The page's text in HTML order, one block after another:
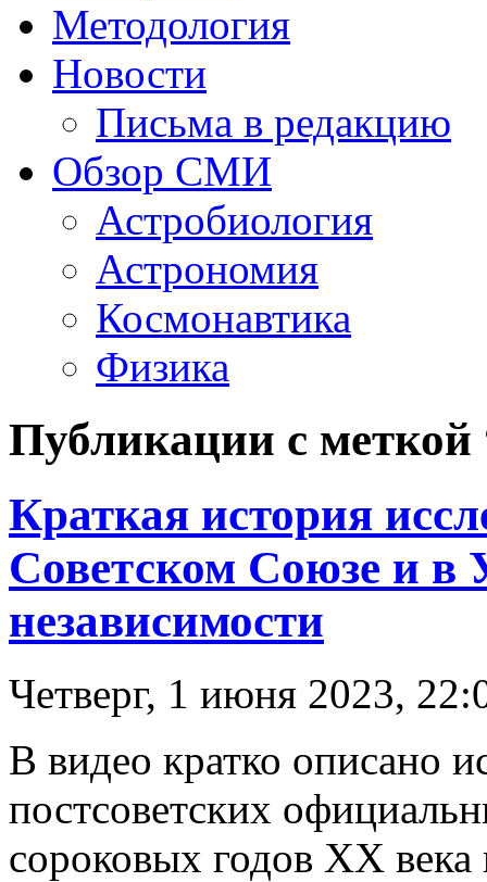
Методология
Новости
Письма в редакцию
Обзор СМИ
Астробиология
Астрономия
Космонавтика
Физика
Публикации с меткой
Краткая история
Советском Союзе и в
независимости
Четверг, 1 июня 2023,
В видео кратко описано
постсоветских
сороковых годов XX